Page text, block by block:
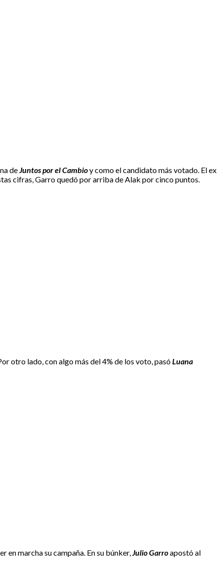
de Juntos por el Cambioy como el candidato más votado. El ex
cifras, Garro quedó por arriba de Alak por cinco puntos.
otro lado, con algo más del 4% de los voto, pasóLuana
en marcha su campaña. En su búnker, Julio Garroapostó al